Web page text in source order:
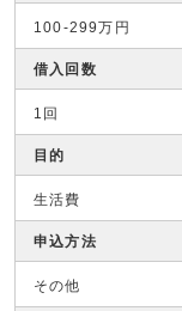
100-299万円
借入回数
1回
目的
生活費
申込方法
その他